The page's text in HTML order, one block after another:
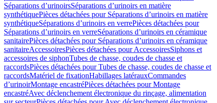
Séparations d’urinoirsSéparations d’urinoirs en matière
synthétiquePièces détachées pour Séparations d’urinoirs en matière
synthétiqueSéparations d’urinoirs en verrePièces détachées pour
Séparations d’urinoirs en verreSéparations d’urinoirs en céramique
sanitairePièces détachées pour Séparations d’urinoirs en céramique
sanitaireAccessoiresPièces détachées pour AccessoiresSiphons et
accessoires de siphonTubes de chasse, coudes de chasse et
raccordsPièces détachées pour Tubes de chasse, coudes de chasse et
raccordsMatériel de fixationHabillages latérauxCommandes
dʼurinoirMontage encastréPièces détachées pour Montage
encastréAvec déclenchement électronique du rinçage, alimentation